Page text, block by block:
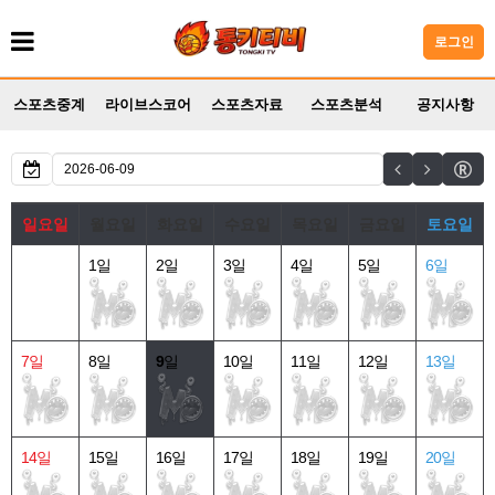
로그인
스포츠중계 라이브스코어 스포츠자료 스포츠분석 공지사항
일요일 토요일
1일 2일 3일 4일 5일 6일
7일 8일 9일 10일 11일 12일 13일
14일 15일 16일 17일 18일 19일 20일